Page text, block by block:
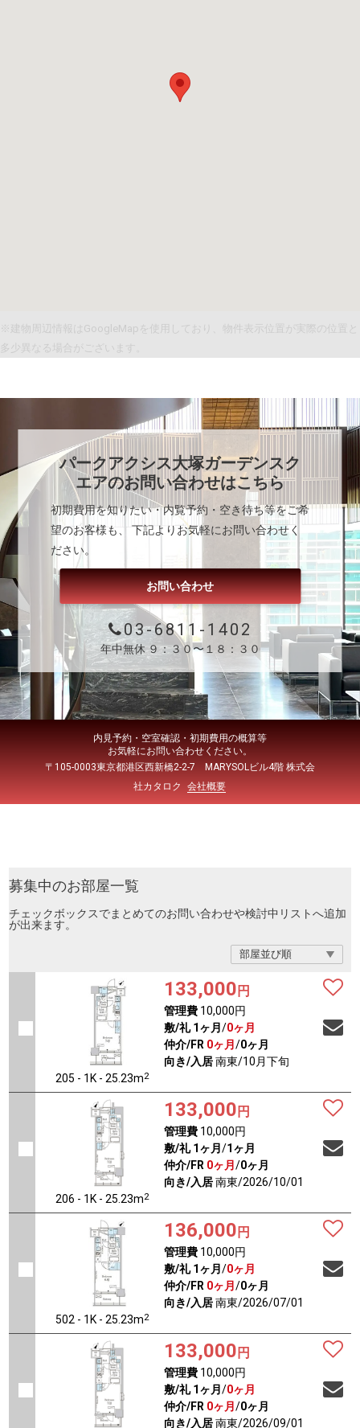
※建物周辺情報はGoogleMapを使用しており、物件表示位置が実際の位置と
多少異なる場合がございます。
パークアクシス大塚ガーデンスク
エアのお問い合わせはこちら
初期費用を知りたい・内覧予約・空き待ち等をご希
望のお客様も、 下記よりお気軽にお問い合わせく
ださい。
お問い合わせ
03-6811-1402
年中無休 ９：３０〜１８：３０
内見予約・空室確認・初期費用の概算等
お気軽にお問い合わせください。
〒105-0003東京都港区西新橋2-2-7 MARYSOLビル4階 株式会
社カタロク
会社概要
募集中のお部屋一覧
チェックボックスでまとめてのお問い合わせや検討中リストへ追加
が出来ます。
205 - 1K - 25.23m2
133,000 円
管理費10,000円
敷/礼 1ヶ月 /0ヶ月
仲介/FR 0ヶ月 /0ヶ月
向き/入居南東/10月下旬
206 - 1K - 25.23m2
133,000 円
管理費10,000円
敷/礼 1ヶ月 /1ヶ月
仲介/FR 0ヶ月 /0ヶ月
向き/入居南東/2026/10/01
502 - 1K - 25.23m2
136,000 円
管理費10,000円
敷/礼 1ヶ月 /0ヶ月
仲介/FR 0ヶ月 /0ヶ月
向き/入居南東/2026/07/01
133,000 円
管理費10,000円
敷/礼 1ヶ月 /0ヶ月
仲介/FR 0ヶ月 /0ヶ月
向き/入居南東/2026/09/01